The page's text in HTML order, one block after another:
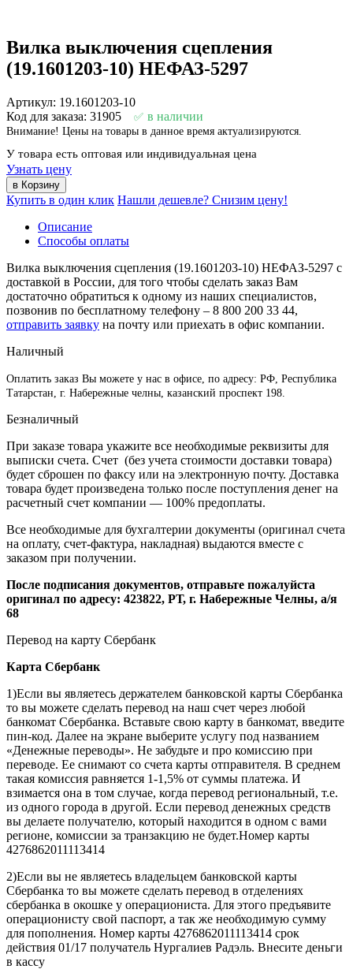
Вилка выключения сцепления
(19.1601203-10) НЕФАЗ-5297
Артикул: 19.1601203-10
Код для заказа: 31905
в наличии
Внимание! Цены на товары в данное время актуализируются.
У товара есть оптовая или индивидуальная цена
Узнать цену
Купить в один клик Нашли дешевле? Снизим цену!
Описание
Способы оплаты
Вилка выключения сцепления (19.1601203-10) НЕФАЗ-5297 с
доставкой в России, для того чтобы сделать заказ Вам
достаточно обратиться к одному из наших специалистов,
позвонив по бесплатному телефону – 8 800 200 33 44,
отправить заявку на почту или приехать в офис компании.
Наличный
Оплатить заказ Вы можете у нас в офисе, по адресу: РФ, Республика
Татарстан, г. Набережные челны, казанский проспект 198.
Безналичный
При заказе товара укажите все необходимые реквизиты для
выписки счета. Счет (без учета стоимости доставки товара)
будет сброшен по факсу или на электронную почту. Доставка
товара будет произведена только после поступления денег на
расчетный счет компании — 100% предоплаты.
Все необходимые для бухгалтерии документы (оригинал счета
на оплату, счет-фактура, накладная) выдаются вместе с
заказом при получении.
После подписания документов, отправьте пожалуйста
оригинал по адресу: 423822, РТ, г. Набережные Челны, а/я
68
Перевод на карту Сбербанк
Карта Сбербанк
1)Если вы являетесь держателем банковской карты Сбербанка
то вы можете сделать перевод на наш счет через любой
банкомат Сбербанка. Вставьте свою карту в банкомат, введите
пин-код. Далее на экране выберите услугу под названием
«Денежные переводы». Не забудьте и про комиссию при
переводе. Ее снимают со счета карты отправителя. В среднем
такая комиссия равняется 1-1,5% от суммы платежа. И
взимается она в том случае, когда перевод региональный, т.е.
из одного города в другой. Если перевод денежных средств
вы делаете получателю, который находится в одном с вами
регионе, комиссии за транзакцию не будет.Номер карты
4276862011113414
2)Если вы не являетесь владельцем банковской карты
Сбербанка то вы можете сделать перевод в отделениях
сбербанка в окошке у операциониста. Для этого предъявите
операционисту свой паспорт, а так же необходимую сумму
для пополнения. Номер карты 4276862011113414 срок
действия 01/17 получатель Нургалиев Радэль. Внесите деньги
в кассу